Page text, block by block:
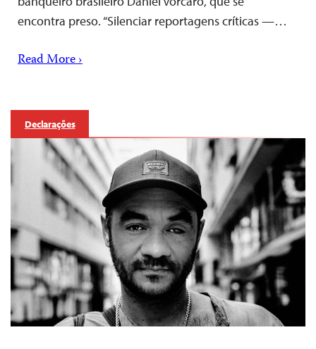
encontra preso. “Silenciar reportagens críticas —…
Read More ›
Declarações